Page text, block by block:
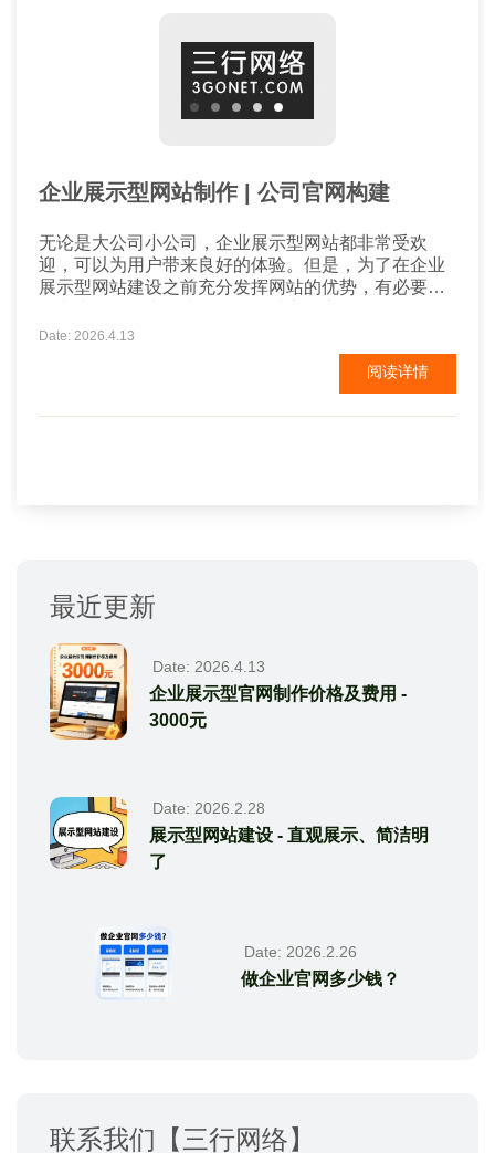
企业展示型网站制作 | 公司官网构建
无论是大公司小公司，企业展示型网站都非常受欢
迎，可以为用户带来良好的体验。但是，为了在企业
展示型网站建设之前充分发挥网站的优势，有必要仔
以选择不同的布局类型来构建站点。 企业展示型网站
灵活。最重要的是使用百分比来制作适当的网站布
局。然后建设者可以根据需要设置设备的大小，...
Date: 2026.4.13
阅读详情
最近更新
Date: 2026.4.13
企业展示型官网制作价格及费用 -
3000元
Date: 2026.2.28
展示型网站建设 - 直观展示、简洁明
了
Date: 2026.2.26
做企业官网多少钱？
联系我们【三行网络】